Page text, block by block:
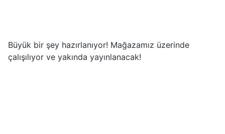
Büyük bir şey hazırlanıyor! Mağazamız üzerinde
çalışılıyor ve yakında yayınlanacak!